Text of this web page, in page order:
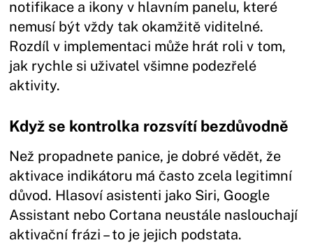
notifikace a ikony v hlavním panelu, které
nemusí být vždy tak okamžitě viditelné.
Rozdíl v implementaci může hrát roli v tom,
jak rychle si uživatel všimne podezřelé
aktivity.
Když se kontrolka rozsvítí bezdůvodně
Než propadnete panice, je dobré vědět, že
aktivace indikátoru má často zcela legitimní
důvod. Hlasoví asistenti jako Siri, Google
Assistant nebo Cortana neustále naslouchají
aktivační frázi – to je jejich podstata.